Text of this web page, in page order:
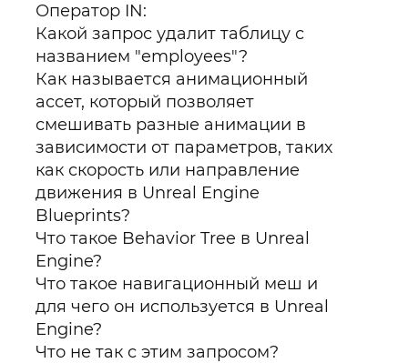
Оператор IN:
Какой запрос удалит таблицу с
названием "employees"?
Как называется анимационный
ассет, который позволяет
смешивать разные анимации в
зависимости от параметров, таких
как скорость или направление
движения в Unreal Engine
Blueprints?
Что такое Behavior Tree в Unreal
Engine?
Что такое навигационный меш и
для чего он используется в Unreal
Engine?
Что не так с этим запросом?